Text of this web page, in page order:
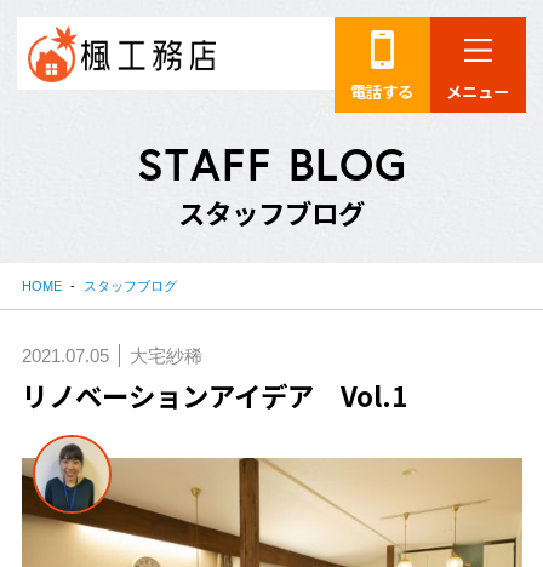
電話する メニュー
STAFF BLOG
スタッフブログ
HOME スタッフブログ
2021.07.05 大宅紗稀
リノベーションアイデア Vol.1